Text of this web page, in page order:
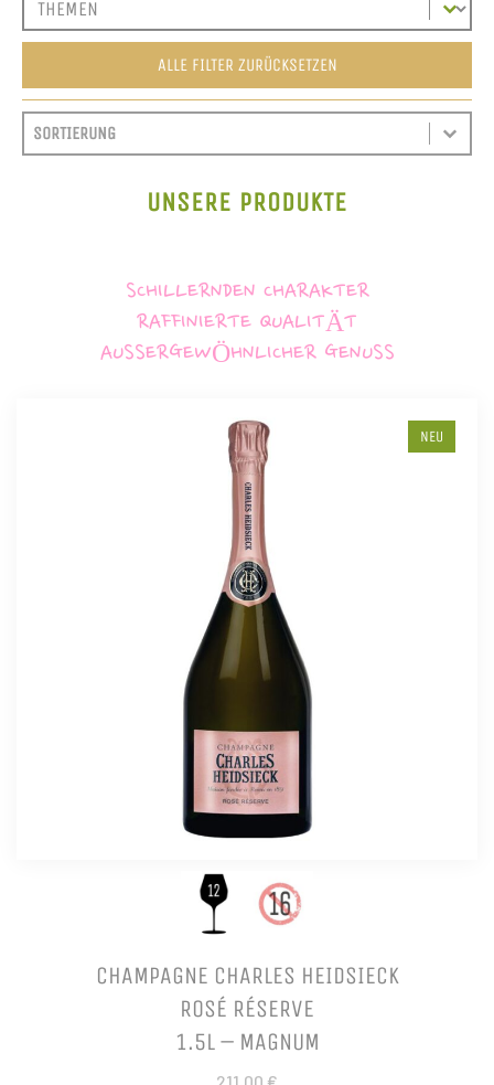
ALLE FILTER ZURÜCKSETZEN
SORTIEREN
SORT CONTENT
SORT CONTENT
UNSERE PRODUKTE
SCHILLERNDEN CHARAKTER
RAFFINIERTE QUALITÄT
AUSSERGEWÖHNLICHER GENUSS
NEU
CHAMPAGNE CHARLES HEIDSIECK
ROSÉ RÉSERVE
1.5L – MAGNUM